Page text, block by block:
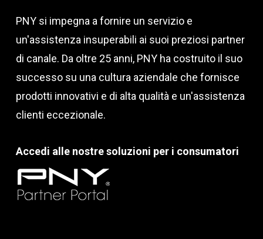
PNY si impegna a fornire un servizio e
un'assistenza insuperabili ai suoi preziosi partner
di canale. Da oltre 25 anni, PNY ha costruito il suo
successo su una cultura aziendale che fornisce
prodotti innovativi e di alta qualità e un'assistenza
clienti eccezionale.
Accedi alle nostre soluzioni per i consumatori